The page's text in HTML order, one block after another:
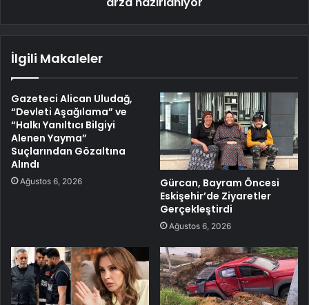
İlgili Makaleler
Gazeteci Alican Uludağ,
“Devleti Aşağılama” ve
“Halkı Yanıltıcı Bilgiyi
Alenen Yayma”
Suçlarından Gözaltına
Alındı
Ağustos 6, 2026
Gürcan, Bayram Öncesi
Eskişehir’de Ziyaretler
Gerçekleştirdi
Ağustos 6, 2026